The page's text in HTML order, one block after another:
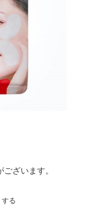
ざいます。
する